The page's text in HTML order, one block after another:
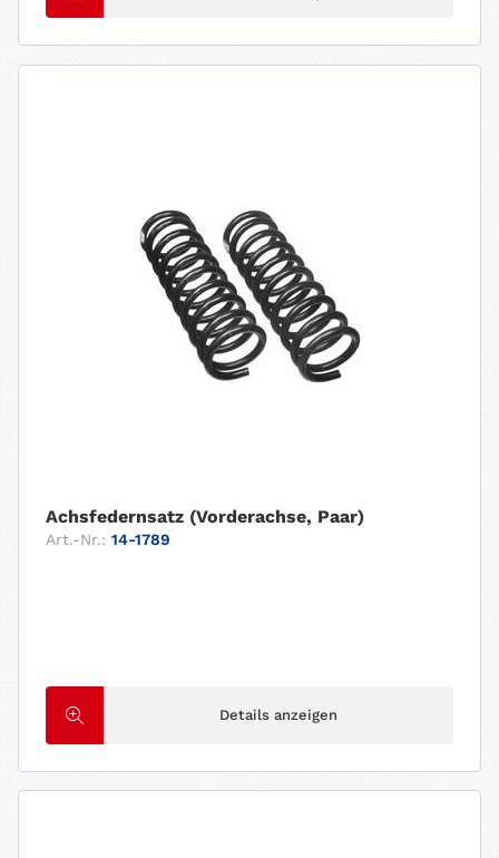
Achsfedernsatz (Vorderachse, Paar)
Art.-Nr.: 14-1789
Details anzeigen